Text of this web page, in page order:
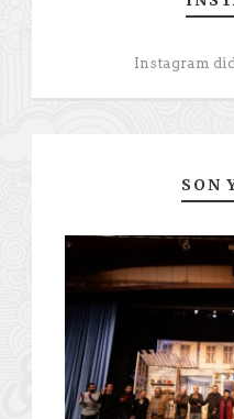
Instagram
SON